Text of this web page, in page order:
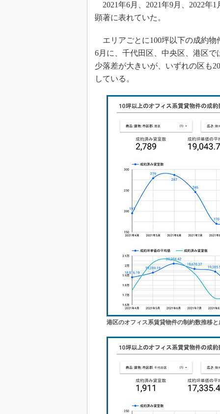
2021年6月、2021年9月、2022年
顕著に表れていた。
エリアごとに100坪以下の成約物
6月に、千代田区、中央区、港区
少落差が大きいが、いずれの区も
している。
港区のオフィス系賃貸物件の制約数推移